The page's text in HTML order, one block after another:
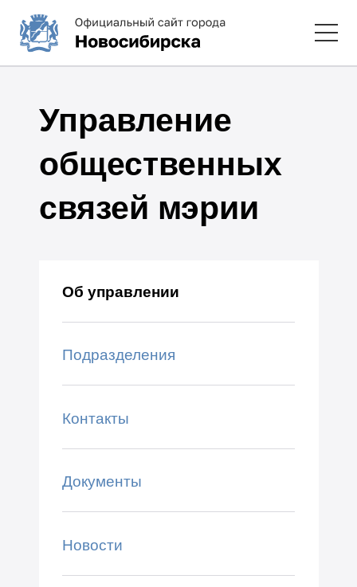
Управление
общественных
связей мэрии
Об управлении
Подразделения
Контакты
Документы
Новости